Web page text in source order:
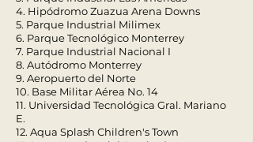
4. Hipódromo Zuazua Arena Downs
5. Parque Industrial Milimex
6. Parque Tecnológico Monterrey
7. Parque Industrial Nacional I
8. Autódromo Monterrey
9. Aeropuerto del Norte
10. Base Militar Aérea No. 14
11. Universidad Tecnológica Gral. Mariano
E.
12. Aqua Splash Children's Town